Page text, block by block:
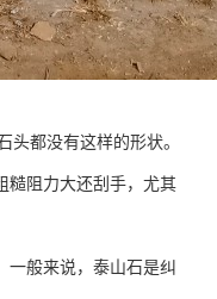
都没有这样的形状。
糙阻力大还刮手，尤其
一般来说，泰山石是纠